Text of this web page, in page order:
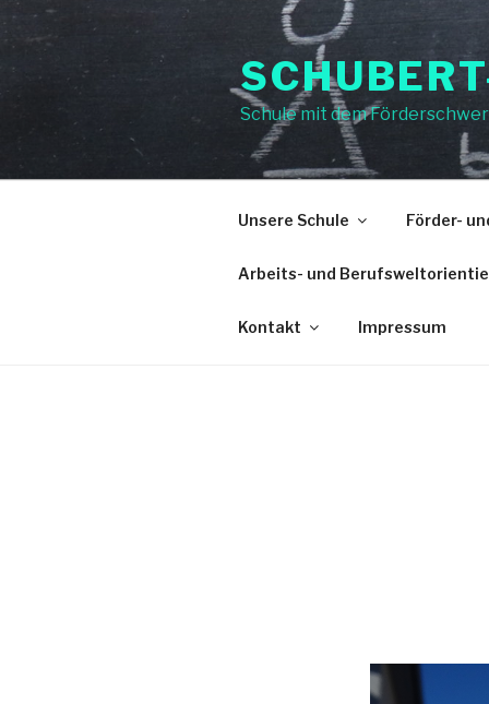
Zum
Inhalt
springen
Schule mit dem
Unsere Schule Förder-
Arbeits- und
Kontakt Impressum